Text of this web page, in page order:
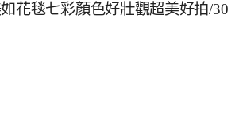
花毯七彩顏色好壯觀超美好拍/30